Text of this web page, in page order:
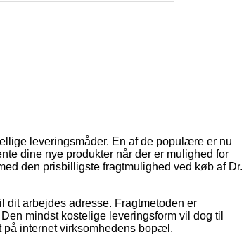
leveringsmåder. En af de populære er nu
dine nye produkter når der er mulighed for
den prisbilligste fragtmulighed ved køb af Dr.
arbejdes adresse. Fragtmetoden er
mindst kostelige leveringsform vil dog til
internet virksomhedens bopæl.